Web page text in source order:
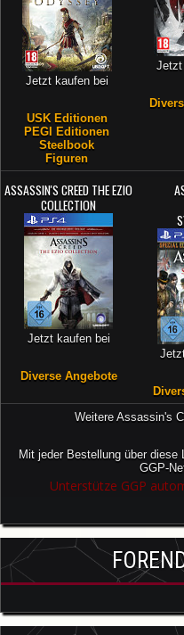
Jetzt kaufen bei
USK Editionen
PEGI Editionen
Steelbook
Figuren
Jetzt
ASSASSIN'S CREED THE EZIO
COLLECTION
Jetzt kaufen bei
Diverse Angebote
Weitere Assassin's
Mit jeder Bestellung über
GGP-
Unterstütze GGP